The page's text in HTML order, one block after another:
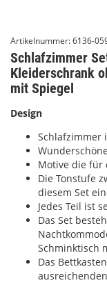
Artikelnummer:6136-
Schlafzimmer
Kleiderschrank
mit Spiegel
Design
Schlafzimmer
Motive die für
Die Tonstufe
diesem Set
Jedes Teil ist
Das Set
Schminktisch
Das